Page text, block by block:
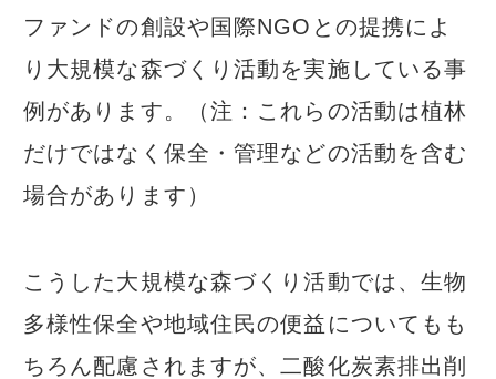
ファンドの創設や国際NGOとの提携によ
り大規模な森づくり活動を実施している事
例があります。（注：これらの活動は植林
だけではなく保全・管理などの活動を含む
場合があります）
こうした大規模な森づくり活動では、生物
多様性保全や地域住民の便益についてもも
ちろん配慮されますが、二酸化炭素排出削